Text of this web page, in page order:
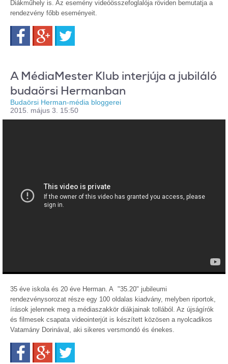
Diákműhely is. Az esemény videóösszefoglalója röviden bemutatja a
rendezvény főbb eseményeit.
FacebookGoogle+
A MédiaMester Klub interjúja a jubiláló
budaörsi Hermanban
Budaörsi Herman-média bloggerei
2015. május 3. 15:50
35 éve iskola és 20 éve Herman. A "35.20" jubileumi
rendezvénysorozat része egy 100 oldalas kiadvány, melyben riportok,
írások jelennek meg a médiaszakkör diákjainak tollából. Az újságírók
és filmesek csapata videointerjút is készített közösen a nyolcadikos
Vatamány Dorinával, aki sikeres versmondó és énekes.
FacebookGoogle+